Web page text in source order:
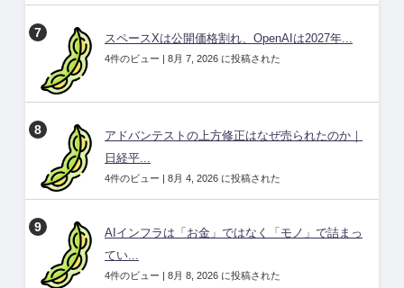
スペースXは公開価格割れ、OpenAIは2027年...
4件のビュー | 8月 7, 2026 に投稿された
アドバンテストの上方修正はなぜ売られたのか｜
日経平...
4件のビュー | 8月 4, 2026 に投稿された
AIインフラは「お金」ではなく「モノ」で詰まっ
てい...
4件のビュー | 8月 8, 2026 に投稿された